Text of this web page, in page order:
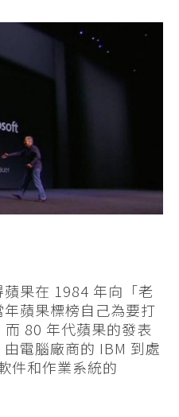
果在 1984 年向「老
蘋果標榜自己為要打
80 年代蘋果的發表
電腦廠商的 IBM 到處
件和作業系統的